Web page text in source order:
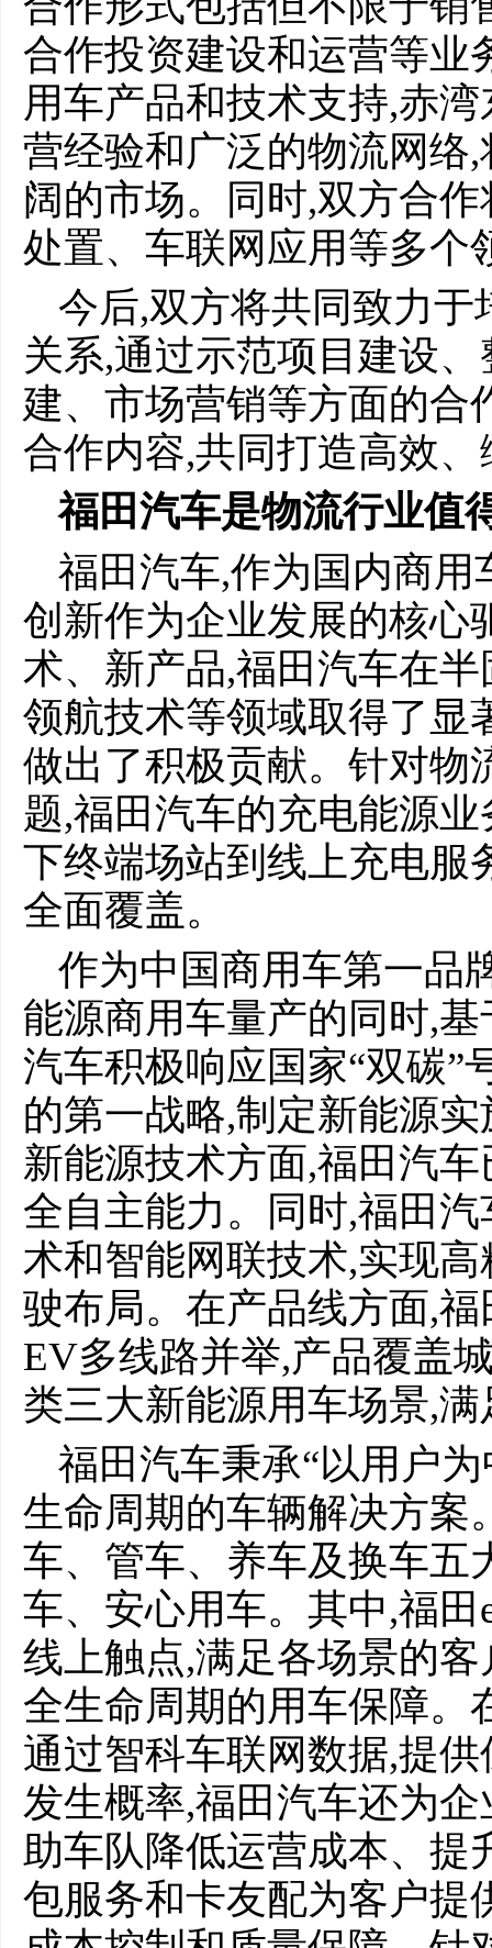
合作投资建设和运营等业
用车产品和技术支持,赤
营经验和广泛的物流网络
阔的市场。同时,双方合
处置、车联网应用等多个
今后,双方将共同致力
关系,通过示范项目建设
建、市场营销等方面的合
合作内容,共同打造高效
福田汽车是物流行业值
福田汽车,作为国内商
创新作为企业发展的核心
术、新产品,福田汽车在
领航技术等领域取得了显
做出了积极贡献。针对物
题,福田汽车的充电能源
下终端场站到线上充电服
全面覆盖。
作为中国商用车第一品
能源商用车量产的同时,
汽车积极响应国家“双碳”
的第一战略,制定新能源
新能源技术方面,福田汽
全自主能力。同时,福田
术和智能网联技术,实现
驶布局。在产品线方面,
EV多线路并举,产品覆盖
类三大新能源用车场景,
福田汽车秉承“以用户
生命周期的车辆解决方案
车、管车、养车及换车五
车、安心用车。其中,福
线上触点,满足各场景的
全生命周期的用车保障。
通过智科车联网数据,提
发生概率,福田汽车还为
助车队降低运营成本、提
包服务和卡友配为客户提